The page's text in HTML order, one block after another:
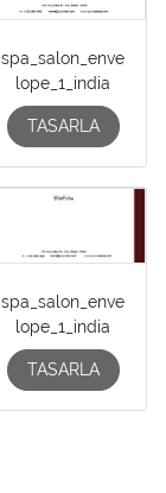
spa_salon_enve
lope_1_india
TASARLA
spa_salon_enve
lope_1_india
TASARLA